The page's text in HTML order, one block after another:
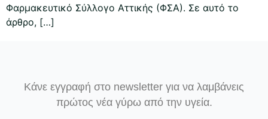
Φαρμακευτικό Σύλλογο Αττικής (ΦΣΑ). Σε αυτό το
άρθρο, […]
Κάνε εγγραφή στο newsletter για να λαμβάνεις
πρώτος νέα γύρω από την υγεία.